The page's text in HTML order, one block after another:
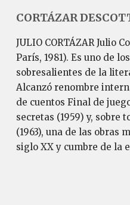
CORTÁZAR
JULIO CORTÁZAR Julio
París, 1981). Es uno de
sobresalientes de la
Alcanzó renombre
de cuentos Final de
secretas (1959) y, sobre
(1963), una de las obras
siglo XX y cumbre de la